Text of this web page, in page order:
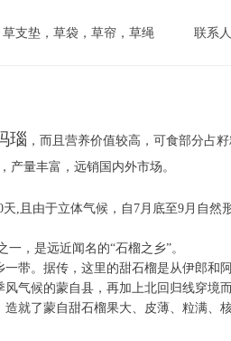
支垫，草袋，草帘，草绳 联系
瑙 ，而且营养价值较高，可食部分占
产量丰富，远销国内外市场。
,且由于立体气候，自7月底至9月自
，是远近闻名的“石榴之乡”。
。据传，这里的甜石榴是从伊郎和阿
候的蒙自县，再加上北回归线穿境
就了蒙自甜石榴果大、皮薄、粒满、